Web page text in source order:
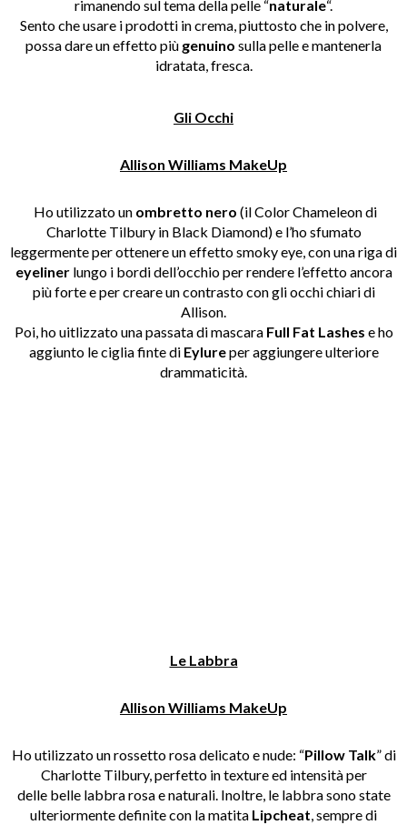
rimanendo sul tema della pelle “naturale“.
Sento che usare i prodotti in crema, piuttosto che in polvere,
possa dare un effetto più genuino sulla pelle e mantenerla
idratata, fresca.
Gli Occhi
Allison Williams MakeUp
Ho utilizzato un ombretto nero (il Color Chameleon di
Charlotte Tilbury in Black Diamond) e l’ho sfumato
leggermente per ottenere un effetto smoky eye, con una riga di
eyelinerlungo i bordi dell’occhio per rendere l’effetto ancora
più forte e per creare un contrasto con gli occhi chiari di
Allison.
Poi, ho uitlizzato una passata di mascara Full Fat Lashes e ho
aggiunto le ciglia finte di Eylureper aggiungere ulteriore
drammaticità.
Le Labbra
Allison Williams MakeUp
Ho utilizzato un rossetto rosa delicato e nude: “Pillow Talk” di
Charlotte Tilbury, perfetto in texture ed intensità per
delle belle labbra rosa e naturali. Inoltre, le labbra sono state
ulteriormente definite con la matita Lipcheat, sempre di